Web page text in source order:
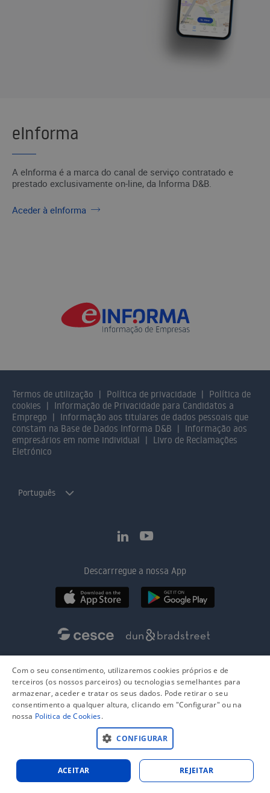
eInforma
A eInforma é a marca do canal de serviço contratado e
prestado exclusivamente on-line, da Informa D&B.
Aceder à eInforma
Termos de utilização Política de privacidade
Política de
cookies
Informação de Privacidade para Candidatos a
Emprego
Informação aos titulares de dados pessoais que
constam na Base de Dados Informa D&B
Informação aos
empresários em nome individual
Livro de Reclamações
Eletrónico
Português
Descarrregue a nossa App
Com o seu consentimento, utilizaremos cookies próprios e de
terceiros (os nossos parceiros) ou tecnologias semelhantes para
armazenar, aceder e tratar os seus dados. Pode retirar o seu
consentimento a qualquer altura, clicando em "Configurar" ou na
nossa Politica de Cookies.
CONFIGURAR
ACEITAR REJEITAR